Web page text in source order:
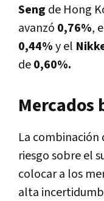
Seng de Hong
avanzó 0,76%,
0,44%y el
de0,60%.
Mercados
La
riesgo sobre el
colocar a los
alta